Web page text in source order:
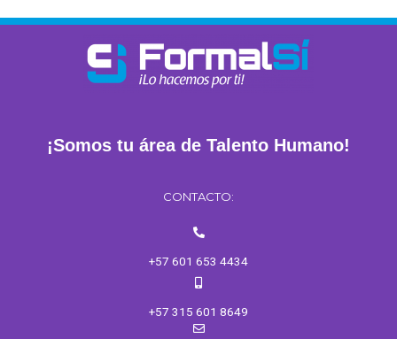
¡Somos tu área de Talento Humano!
CONTACTO:
+57 601 653 4434
+57 315 601 8649